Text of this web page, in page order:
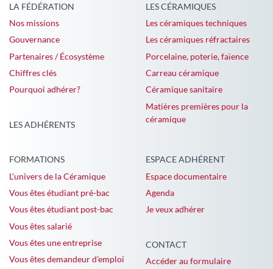
LA FÉDÉRATION
Nos missions
Gouvernance
Partenaires / Écosystème
Chiffres clés
Pourquoi adhérer?
LES CÉRAMIQUES
Les céramiques techniques
Les céramiques réfractaires
Porcelaine, poterie, faïence
Carreau céramique
Céramique sanitaire
Matières premières pour la
céramique
LES ADHÉRENTS
FORMATIONS
L'univers de la Céramique
Vous êtes étudiant pré-bac
Vous êtes étudiant post-bac
Vous êtes salarié
Vous êtes une entreprise
Vous êtes demandeur d'emploi
ESPACE ADHÉRENT
Espace documentaire
Agenda
Je veux adhérer
CONTACT
Accéder au formulaire